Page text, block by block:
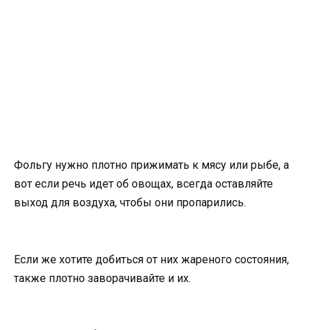
Фольгу нужно плотно прижимать к мясу или рыбе, а
вот если речь идет об овощах, всегда оставляйте
выход для воздуха, чтобы они пропарились.
Если же хотите добиться от них жареного состояния,
также плотно заворачивайте и их.